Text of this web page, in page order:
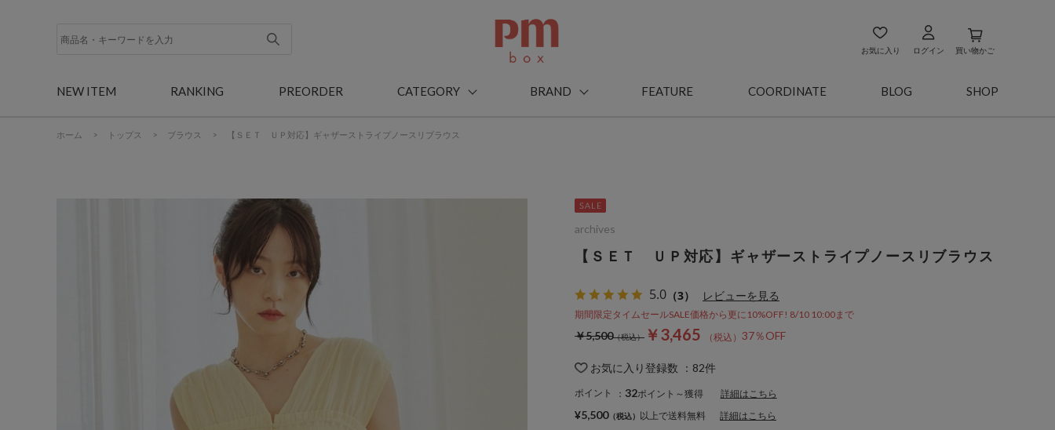
お気に入り ログイン 買い物かご
NEW ITEM RANKING PREORDER CATEGORY BRAND FEATURE COORDINATE BLOG SHOP
ホーム > トップス > ブラウス > 【ＳＥＴ ＵＰ対応】ギャザーストライプノースリブラウス
【ＳＥＴ ＵＰ対応】ギャザーストライプノースリブラウス
5.0 （3） レビューを見る
期間限定タイムセールSALE価格から更に10%OFF! 8/10 10:00まで
￥3,465 37％OFF
￥5,500
お気に入り登録数 ： 82件
ポイント ： 32ポイント～獲得 詳細はこちら
archives
¥5,500 以上で送料無料 詳細はこちら